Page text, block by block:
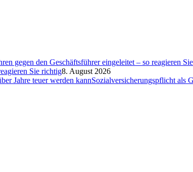
Sie richtig8. August 2026
Sozialversicherungspflicht als